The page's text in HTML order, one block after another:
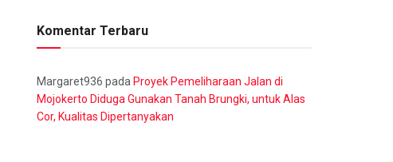
Komentar Terbaru
Margaret936 pada Proyek Pemeliharaan Jalan di
Mojokerto Diduga Gunakan Tanah Brungki, untuk Alas
Cor, Kualitas Dipertanyakan